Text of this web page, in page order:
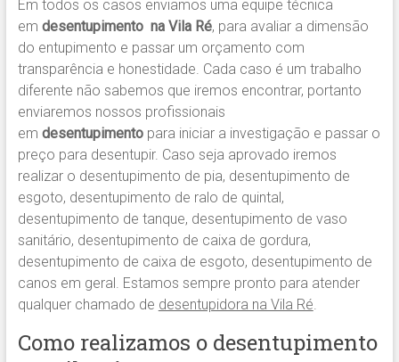
Em todos os casos enviamos uma equipe técnica
em desentupimento na Vila Ré, para avaliar a dimensão
do entupimento e passar um orçamento com
transparência e honestidade. Cada caso é um trabalho
diferente não sabemos que iremos encontrar, portanto
enviaremos nossos profissionais
em desentupimentopara iniciar a investigação e passar o
preço para desentupir. Caso seja aprovado iremos
realizar o desentupimento de pia, desentupimento de
esgoto, desentupimento de ralo de quintal,
desentupimento de tanque, desentupimento de vaso
sanitário, desentupimento de caixa de gordura,
desentupimento de caixa de esgoto, desentupimento de
canos em geral. Estamos sempre pronto para atender
qualquer chamado de desentupidora na Vila Ré.
Como realizamos o desentupimento